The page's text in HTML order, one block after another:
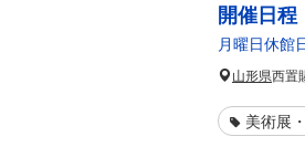
開催日程
月曜日休館
山形県西置
美術展